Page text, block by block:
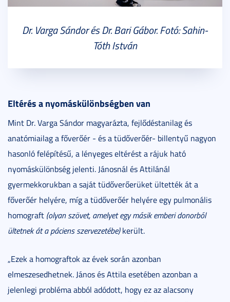
Dr. Varga Sándor és Dr. Bari Gábor. Fotó: Sahin-
Tóth István
Eltérés a nyomáskülönbségben van
Mint Dr. Varga Sándor magyarázta, fejlődéstanilag és
anatómiailag a főverőér - és a tüdőverőér- billentyű nagyon
hasonló felépítésű, a lényeges eltérést a rájuk ható
nyomáskülönbség jelenti. Jánosnál és Attilánál
gyermekkorukban a saját tüdőverőerüket ültették át a
főverőér helyére, míg a tüdőverőér helyére egy pulmonális
homograft (olyan szövet, amelyet egy másik emberi donorból
ültetnek át a páciens szervezetébe)került.
„Ezek a homograftok az évek során azonban
elmeszesedhetnek. János és Attila esetében azonban a
jelenlegi probléma abból adódott, hogy ez az alacsony